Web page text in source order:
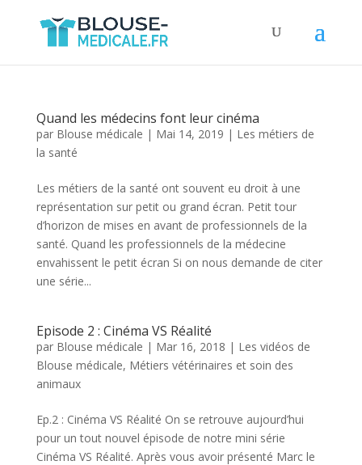
Quand les médecins font leur cinéma
par Blouse médicale | Mai 14, 2019 | Les métiers de
la santé
Les métiers de la santé ont souvent eu droit à une
représentation sur petit ou grand écran. Petit tour
d’horizon de mises en avant de professionnels de la
santé. Quand les professionnels de la médecine
envahissent le petit écran Si on nous demande de citer
une série...
Episode 2 : Cinéma VS Réalité
par Blouse médicale | Mar 16, 2018 | Les vidéos de
Blouse médicale, Métiers vétérinaires et soin des
animaux
Ep.2 : Cinéma VS Réalité On se retrouve aujourd’hui
pour un tout nouvel épisode de notre mini série
Cinéma VS Réalité. Après vous avoir présenté Marc le